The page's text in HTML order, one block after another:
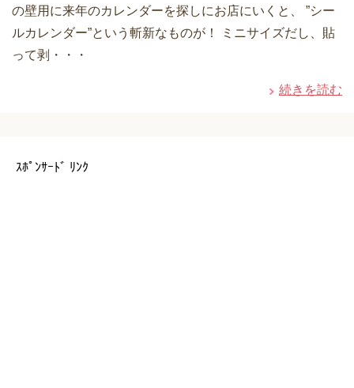
の壁用に来年のカレンダーを探しにお店にいくと、 ”シー
ルカレンダー”という斬新なものが！ ミニサイズだし、貼
って剥・・・
続きを読む
ｽﾎﾟﾝｻｰﾄﾞ ﾘﾝｸ